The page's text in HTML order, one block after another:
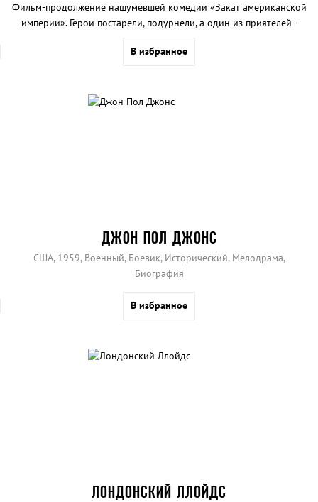
Фильм-продолжение нашумевшей комедии «Закат американской
империи». Герои постарели, подурнели, а один из приятелей -
теперь его сын, чтобы скрасить отцу печальный финал, решил
В избранное
ДЖОН ПОЛ ДЖОНС
США, 1959, Военный, Боевик, Исторический, Мелодрама,
Биография
В избранное
ЛОНДОНСКИЙ ЛЛОЙДС